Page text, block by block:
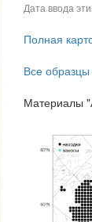
Дата ввода
Полная
Все образцы
Материалы